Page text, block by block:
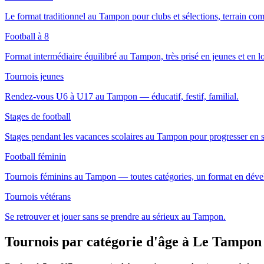
Le format traditionnel au Tampon pour clubs et sélections, terrain
Football à 8
Format intermédiaire équilibré au Tampon, très prisé en jeunes et en
Tournois jeunes
Rendez-vous U6 à U17 au Tampon — éducatif, festif, familial.
Stages de football
Stages pendant les vacances scolaires au Tampon pour progresser en
Football féminin
Tournois féminins au Tampon — toutes catégories, un format en
Tournois vétérans
Se retrouver et jouer sans se prendre au sérieux au Tampon.
Tournois par catégorie d'âge à Le Tampon